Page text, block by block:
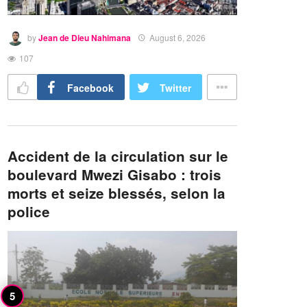
byJean de Dieu Nahimana
August 6, 2026
107
Facebook Twitter
Accident de la circulation sur le
boulevard Mwezi Gisabo : trois
morts et seize blessés, selon la
police